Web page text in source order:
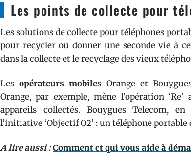
Les points de collecte pour
Les solutions de collecte pour téléphones
pour recycler ou donner une seconde vie à
dans la collecte et le recyclage des vieux
Les opérateurs mobiles Orange et
Orange, par exemple, mène l’opération
appareils collectés. Bouygues Telecom,
l’initiative ‘Objectif O2’ : un téléphone
A lire aussi :Comment ct qui vous aide à